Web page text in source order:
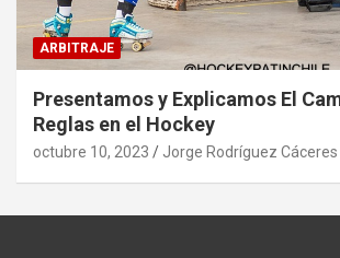
ARBITRAJE
Presentamos y Explicamos El
Reglas en el Hockey
octubre 10, 2023 Jorge Rodríguez Cáceres